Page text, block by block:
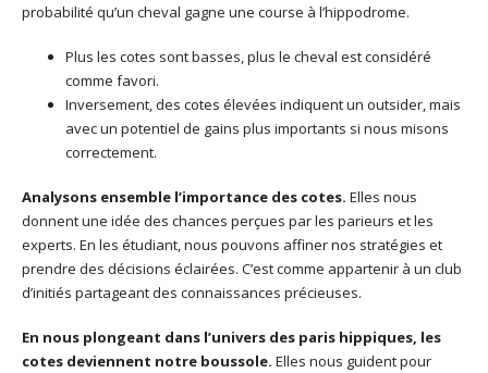
probabilité qu’un cheval gagne une course à l’hippodrome.
Plus les cotes sont basses, plus le cheval est considéré
comme favori.
Inversement, des cotes élevées indiquent un outsider, mais
avec un potentiel de gains plus importants si nous misons
correctement.
Analysons ensemble l’importance des cotes. Elles nous
donnent une idée des chances perçues par les parieurs et les
experts. En les étudiant, nous pouvons affiner nos stratégies et
prendre des décisions éclairées. C’est comme appartenir à un club
d’initiés partageant des connaissances précieuses.
En nous plongeant dans l’univers des paris hippiques, les
cotes deviennent notre boussole. Elles nous guident pour